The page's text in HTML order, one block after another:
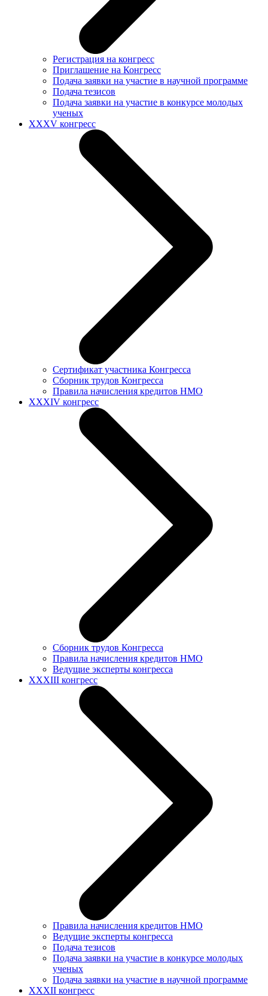
Регистрация на конгресс
Приглашение на Конгресс
Подача заявки на участие в научной программе
Подача тезисов
Подача заявки на участие в конкурсе молодых
ученых
XXXV конгресс
Сертификат участника Конгресса
Сборник трудов Конгресса
Правила начисления кредитов НМО
XXXIV конгресс
Сборник трудов Конгресса
Правила начисления кредитов НМО
Ведущие эксперты конгресса
XXXIII конгресс
Правила начисления кредитов НМО
Ведущие эксперты конгресса
Подача тезисов
Подача заявки на участие в конкурсе молодых
ученых
Подача заявки на участие в научной программе
XXXII конгресс